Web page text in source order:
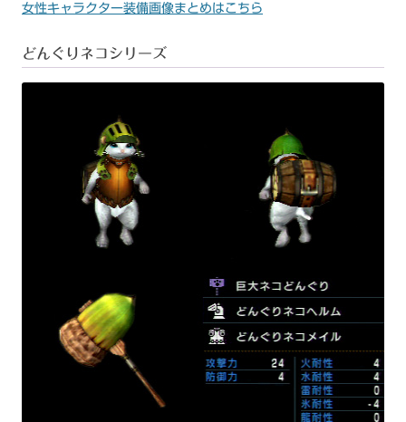
女性キャラクター装備画像まとめはこちら
どんぐりネコシリーズ